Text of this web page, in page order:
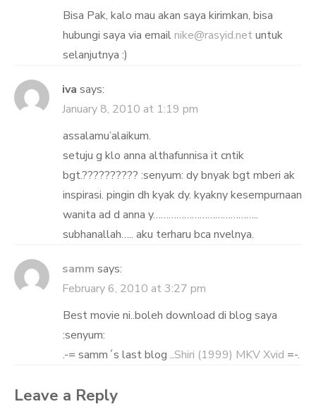
Bisa Pak, kalo mau akan saya kirimkan, bisa
hubungi saya via email nike@rasyid.net untuk
selanjutnya :)
iva says:
January 8, 2010 at 1:19 pm
assalamu’alaikum.
setuju g klo anna althafunnisa it cntik
bgt.?????????? :senyum: dy bnyak bgt mberi ak
inspirasi. pingin dh kyak dy. kyakny kesempurnaan
wanita ad d anna y…………………………………..
subhanallah….. aku terharu bca nvelnya.
samm says:
February 6, 2010 at 3:27 pm
Best movie ni..boleh download di blog saya
:senyum:
.-= samm´s last blog ..Shiri (1999) MKV Xvid =-.
Leave a Reply